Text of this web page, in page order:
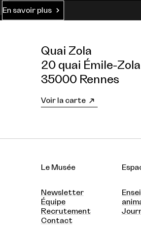
En savoir plus
Quai Zola
20 quai Émile-Zola
35000 Rennes
Voir la carte
Le Musée
Newsletter
Équipe
Recrutement
Contact